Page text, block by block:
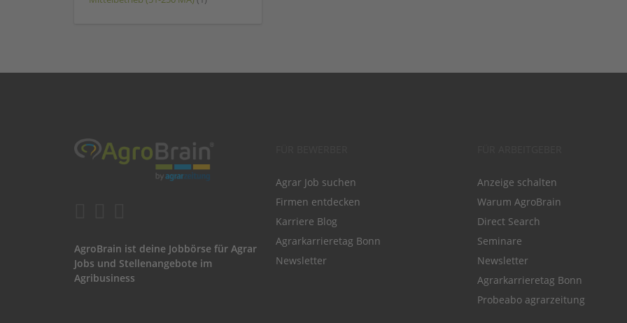
AgroBrain ist deine Jobbörse für Agrar
Jobs und Stellenangebote im
Agribusiness
Agrar Job suchen
Firmen entdecken
Karriere Blog
Agrarkarrieretag Bonn
Newsletter
Anzeige schalten
Warum AgroBrain
Direct Search
Seminare
Newsletter
Agrarkarrieretag Bonn
Probeabo agrarzeitung